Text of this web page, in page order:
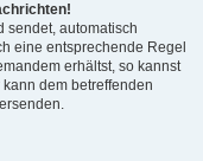
sendet, automatisch
eine entsprechende Regel
erhältst, so kannst
dem betreffenden